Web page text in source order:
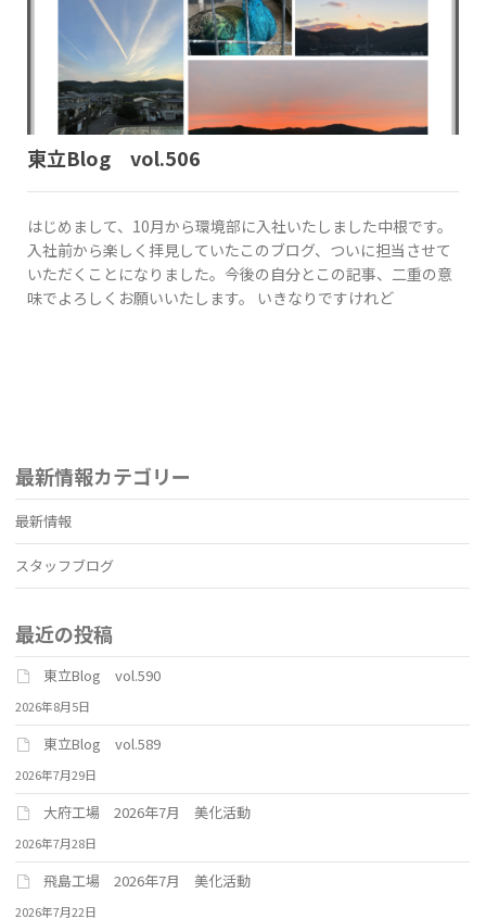
東立Blog vol.506
はじめまして、10月から環境部に入社いたしました中根です。
入社前から楽しく拝見していたこのブログ、ついに担当させて
いただくことになりました。今後の自分とこの記事、二重の意
味でよろしくお願いいたします。 いきなりですけれど
最新情報カテゴリー
最新情報
スタッフブログ
最近の投稿
東立Blog vol.590
2026年8月5日
東立Blog vol.589
2026年7月29日
大府工場 2026年7月 美化活動
2026年7月28日
飛島工場 2026年7月 美化活動
2026年7月22日